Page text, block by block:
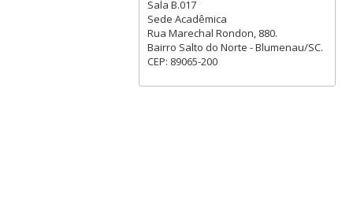
Sala B.017
Sede Acadêmica
Rua Marechal Rondon, 880.
Bairro Salto do Norte - Blumenau/SC.
CEP: 89065-200